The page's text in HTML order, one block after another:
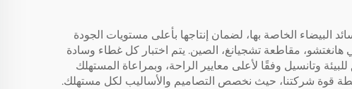
البيضاء الخاصة بها، لضمان إنتاجها بأعلى مستويات الجودة
مقاطعة تشجيانغ، الصين. يتم اختبار كل غطاء وسادة
وتانسيل وفقًا لأعلى معايير الراحة، وبمراعاة المستهلك
نقطة قوة شركتنا، حيث نخصص التصاميم والأساليب لكل مستهلك.